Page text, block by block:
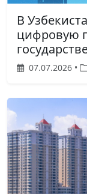
В
цифровую
07.07.2026 •